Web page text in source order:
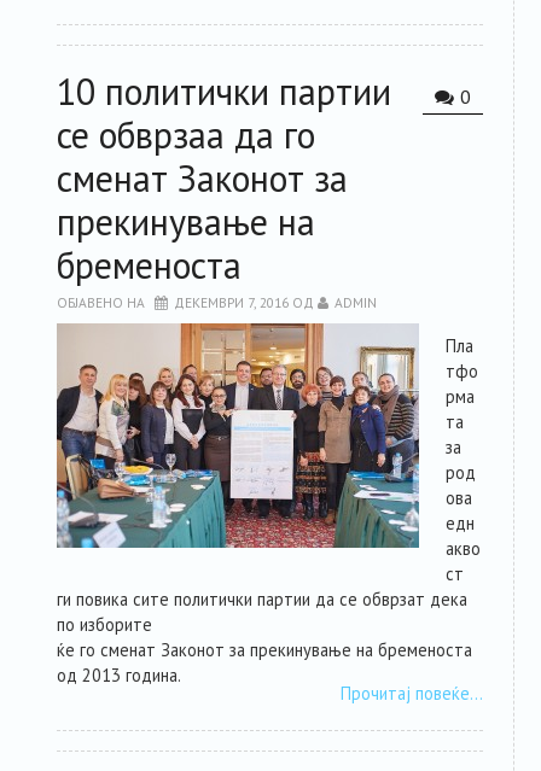
0
10 политички партии
се обврзаа да го
сменат Законот за
прекинување на
бременоста
ОБЈАВЕНО НА ДЕКЕМВРИ 7, 2016 ОД ADMIN
Пла
тфо
рма
та
за
род
ова
едн
акво
ст
ги повика сите политички партии да се обврзат дека
по изборите
ќе го сменат Законот за прекинување на бременоста
од 2013 година.
Прочитај повеќе…